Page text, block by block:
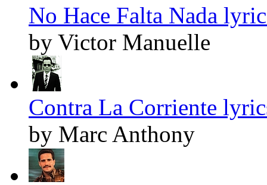
No Hace Falta Nada
by Victor Manuelle
Contra La Corriente
by Marc Anthony